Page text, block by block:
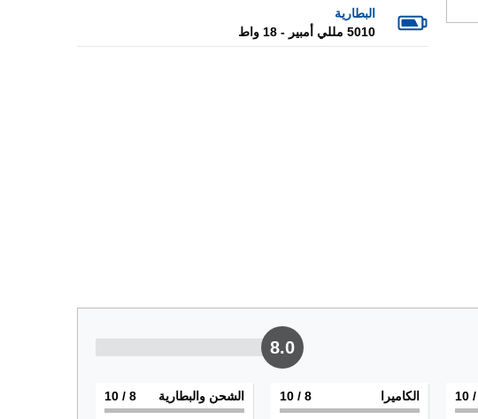
البطارية
5010 مللي أمبير - 18 واط
8.0
/ 10 الكاميرا 8
/ 10 الشحن والبطارية 8
/ 10